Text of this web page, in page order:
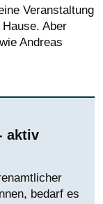
Veranstaltung
Aber
Andreas
aktiv
bedarf es